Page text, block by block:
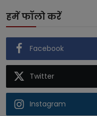
हमें फॉलो करें
Facebook
Twitter
Instagram